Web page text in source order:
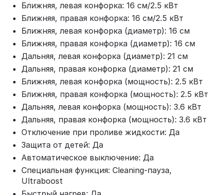
Ближняя, левая конфорка: 16 см/2.5 кВт
Ближняя, правая конфорка: 16 см/2.5 кВт
Ближняя, левая конфорка (диаметр): 16 см
Ближняя, правая конфорка (диаметр): 16 см
Дальняя, левая конфорка (диаметр): 21 см
Дальняя, правая конфорка (диаметр): 21 см
Ближняя, левая конфорка (мощность): 2.5 кВт
Ближняя, правая конфорка (мощность): 2.5 кВт
Дальняя, левая конфорка (мощность): 3.6 кВт
Дальняя, правая конфорка (мощность): 3.6 кВт
Отключение при проливе жидкости: Да
Защита от детей: Да
Автоматическое выключение: Да
Специальная функция: Cleaning-пауза,
Ultraboost